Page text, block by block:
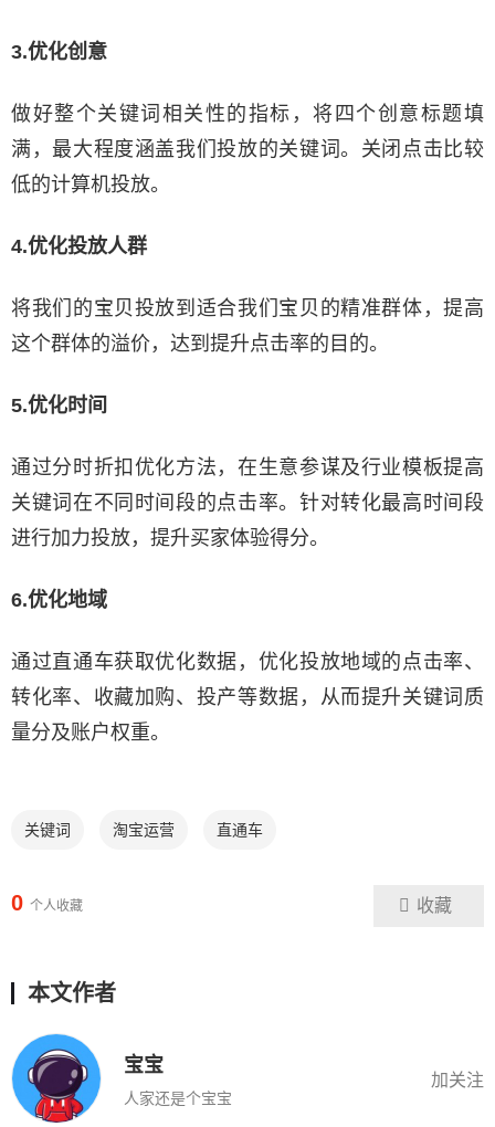
3.优化创意
做好整个关键词相关性的指标，将四个创意标题填
满，最大程度涵盖我们投放的关键词。关闭点击比较
低的计算机投放。
4.优化投放人群
将我们的宝贝投放到适合我们宝贝的精准群体，提高
这个群体的溢价，达到提升点击率的目的。
5.优化时间
通过分时折扣优化方法，在生意参谋及行业模板提高
关键词在不同时间段的点击率。针对转化最高时间段
进行加力投放，提升买家体验得分。
6.优化地域
通过直通车获取优化数据，优化投放地域的点击率、
转化率、收藏加购、投产等数据，从而提升关键词质
量分及账户权重。
关键词 淘宝运营 直通车
0 个人收藏 收藏
本文作者
宝宝
人家还是个宝宝
加关注